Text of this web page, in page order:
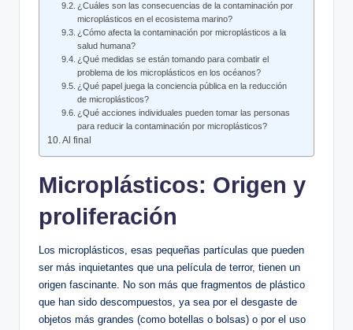
¿Cuáles son las consecuencias de la contaminación por
microplásticos en el ⁣ecosistema marino?
¿Cómo afecta la contaminación por microplásticos ​a la
salud humana?
¿Qué medidas se están tomando para combatir el⁢
problema​ de los microplásticos​ en los ‍océanos?
¿Qué papel juega la conciencia‍ pública en la reducción
de microplásticos?
¿Qué acciones individuales pueden tomar las personas
para reducir ​la contaminación por ⁢microplásticos?
Al final
Microplásticos: ⁢Origen y
proliferación
Los microplásticos, esas pequeñas partículas que pueden
ser más inquietantes que una película de terror, tienen un
origen fascinante.‌ No son más que fragmentos de plástico
que han sido descompuestos, ya sea por el ‍desgaste‍ de
objetos más grandes (como botellas‍ o bolsas) o por el uso